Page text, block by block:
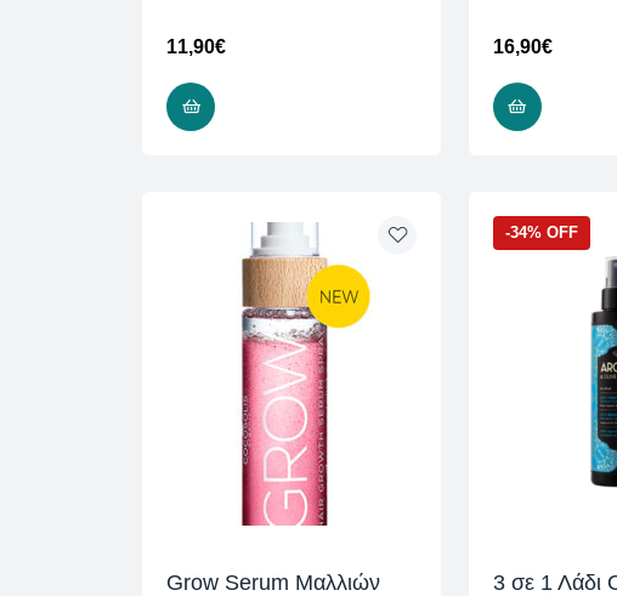
11,90€ 16,90€
Grow Serum Μαλλιών
-34% OFF
3 σε 1 Λάδι